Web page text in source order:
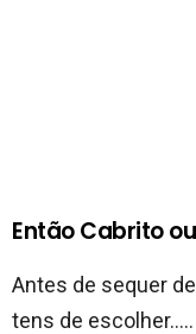
Então Cabrito
Antes de sequer
tens de